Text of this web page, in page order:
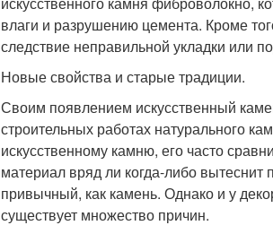
влаги и разрушению цемента. Кроме
следствие неправильной укладки или
Новые свойства и старые традиции.
Своим появлением искусственный
строительных работах натурального
искусственному камню, его часто
материал вряд ли когда-либо
привычный, как камень. Однако и у
существует множество причин.